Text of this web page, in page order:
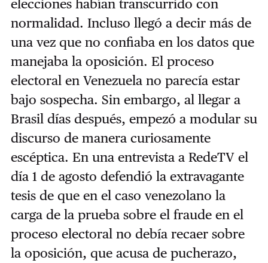
elecciones habían transcurrido con
normalidad. Incluso llegó a decir más de
una vez que no confiaba en los datos que
manejaba la oposición. El proceso
electoral en Venezuela no parecía estar
bajo sospecha. Sin embargo, al llegar a
Brasil días después, empezó a modular su
discurso de manera curiosamente
escéptica. En una entrevista a RedeTV el
día 1 de agosto defendió la extravagante
tesis de que en el caso venezolano la
carga de la prueba sobre el fraude en el
proceso electoral no debía recaer sobre
la oposición, que acusa de pucherazo,